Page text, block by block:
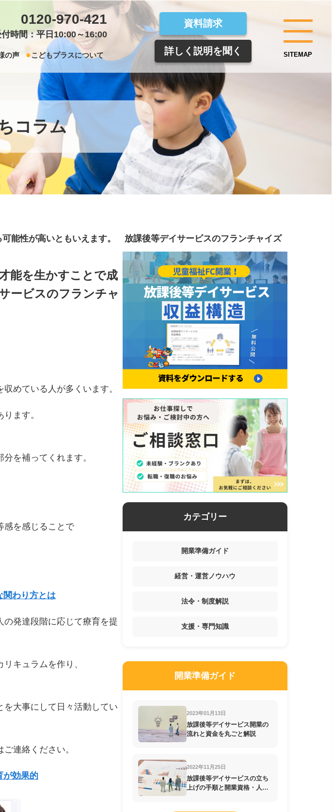
0120-970-421
付時間：平日10:00～16:00
の声 こどもプラスについて
資料請求
詳しく説明を聞く SITEMAP
コラム
能性が高いともいえます。 放課後等デイサービスのフランチャイズ
能を生かすことで成
ービスのフランチャ
めている人が多くいます。
ます。
を補ってくれます。
感を感じることで
関わり方とは
発達段階に応じて療育を提
キュラムを作り、
大事にして日々活動してい
連絡ください。
が効果的
カテゴリー
開業準備ガイド
経営・運営ノウハウ
法令・制度解説
支援・専門知識
開業準備ガイド
2023年01月13日
放課後等デイサービス開業の
流れと資金を丸ごと解説
2022年11月25日
放課後等デイサービスの立ち
上げの手順と開業資格・人員